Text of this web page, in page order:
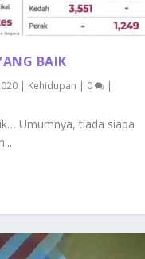
BAIK
| Kehidupan | 0 |
Umumnya, tiada siapa